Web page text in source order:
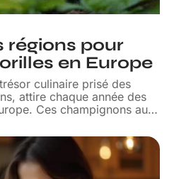
régions pour
en Europe
culinaire prisé des
attire chaque année des
Ces champignons au…